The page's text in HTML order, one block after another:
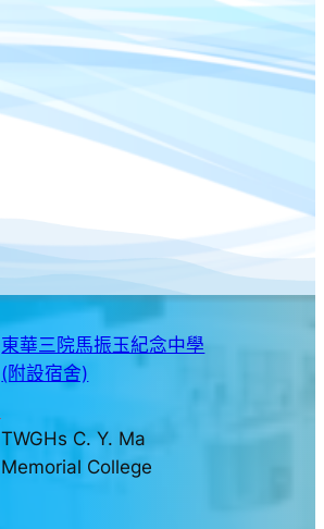
東華三院馬振玉紀念中學
(附設宿舍)
TWGHs C. Y. Ma
Memorial College